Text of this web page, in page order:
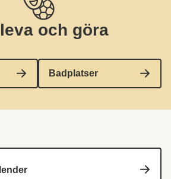
och göra
Badplatser